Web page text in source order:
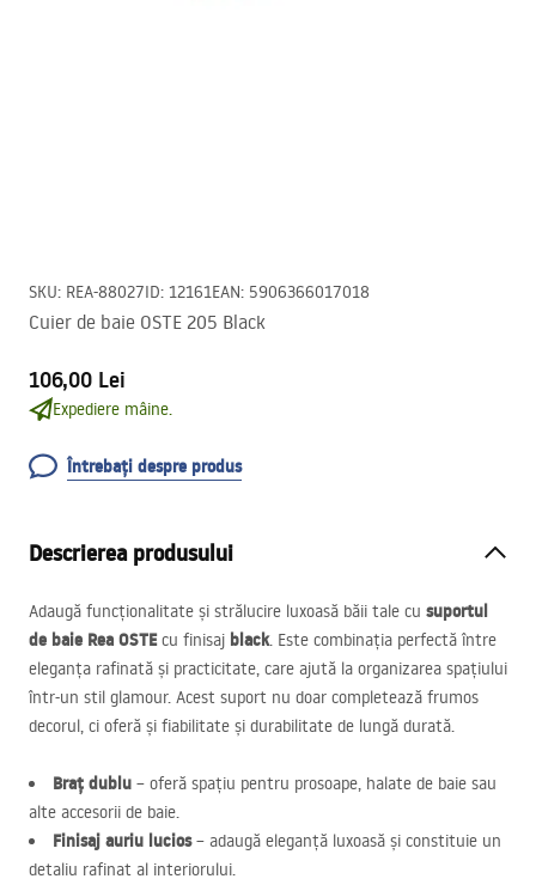
SKU: REA-88027ID: 12161EAN: 5906366017018
Cuier de baie OSTE 205 Black
106,00 Lei
Expediere mâine.
Întrebați despre produs
Descrierea produsului
Adaugă funcționalitate și strălucire luxoasă băii tale cu suportul
de baie Rea OSTEcu finisaj black. Este combinația perfectă între
eleganța rafinată și practicitate, care ajută la organizarea spațiului
într-un stil glamour. Acest suport nu doar completează frumos
decorul, ci oferă și fiabilitate și durabilitate de lungă durată.
Braț dublu – oferă spațiu pentru prosoape, halate de baie sau
alte accesorii de baie.
Finisaj auriu lucios– adaugă eleganță luxoasă și constituie un
detaliu rafinat al interiorului.